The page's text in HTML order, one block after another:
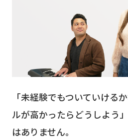
「未経験でもついていける
ルが高かったらどうしよう
はありません。